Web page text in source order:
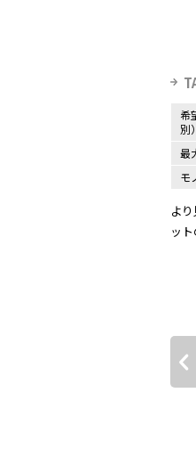
希
別）
最
モ
よ
ット